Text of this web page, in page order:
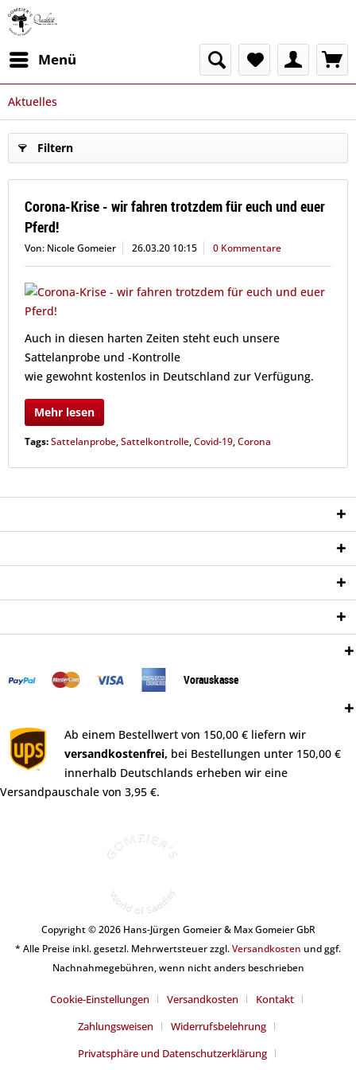
Menü
Aktuelles
Filtern
Corona-Krise - wir fahren trotzdem für euch und euer
Pferd!
Von: Nicole Gomeier 26.03.20 10:15 0 Kommentare
Auch in diesen harten Zeiten steht euch unsere
Sattelanprobe und -Kontrolle
wie gewohnt kostenlos in Deutschland zur Verfügung.
Mehr lesen
Tags:Sattelanprobe,Sattelkontrolle,Covid-19,Corona
Vorauskasse
Ab einem Bestellwert von 150,00 € liefern wir
versandkostenfrei, bei Bestellungen unter 150,00 €
innerhalb Deutschlands erheben wir eine
Versandpauschale von 3,95 €.
Copyright © 2026 Hans-Jürgen Gomeier & Max Gomeier GbR
* Alle Preise inkl. gesetzl. Mehrwertsteuer zzgl.Versandkosten und ggf.
Nachnahmegebühren, wenn nicht anders beschrieben
Cookie-Einstellungen Versandkosten
Kontakt
Zahlungsweisen
Widerrufsbelehrung
Privatsphäre und Datenschutzerklärung